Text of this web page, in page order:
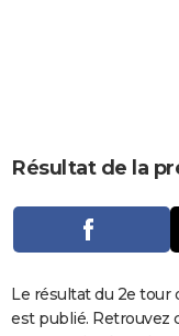
CARTE DE VOEUX
DICTIONNAIRE
Dictionnaire
Biographies
Expressions
Proverbes
PROGRAMME TV
COPAINS D'AVANT
S'inscrire
Se connecter
Lycées
Collèges
Primaires
Universités
Entreprises
Service militaire
Avis de recherche
Résultat de la
Le résultat du 2e tour
est publié. Retrouvez